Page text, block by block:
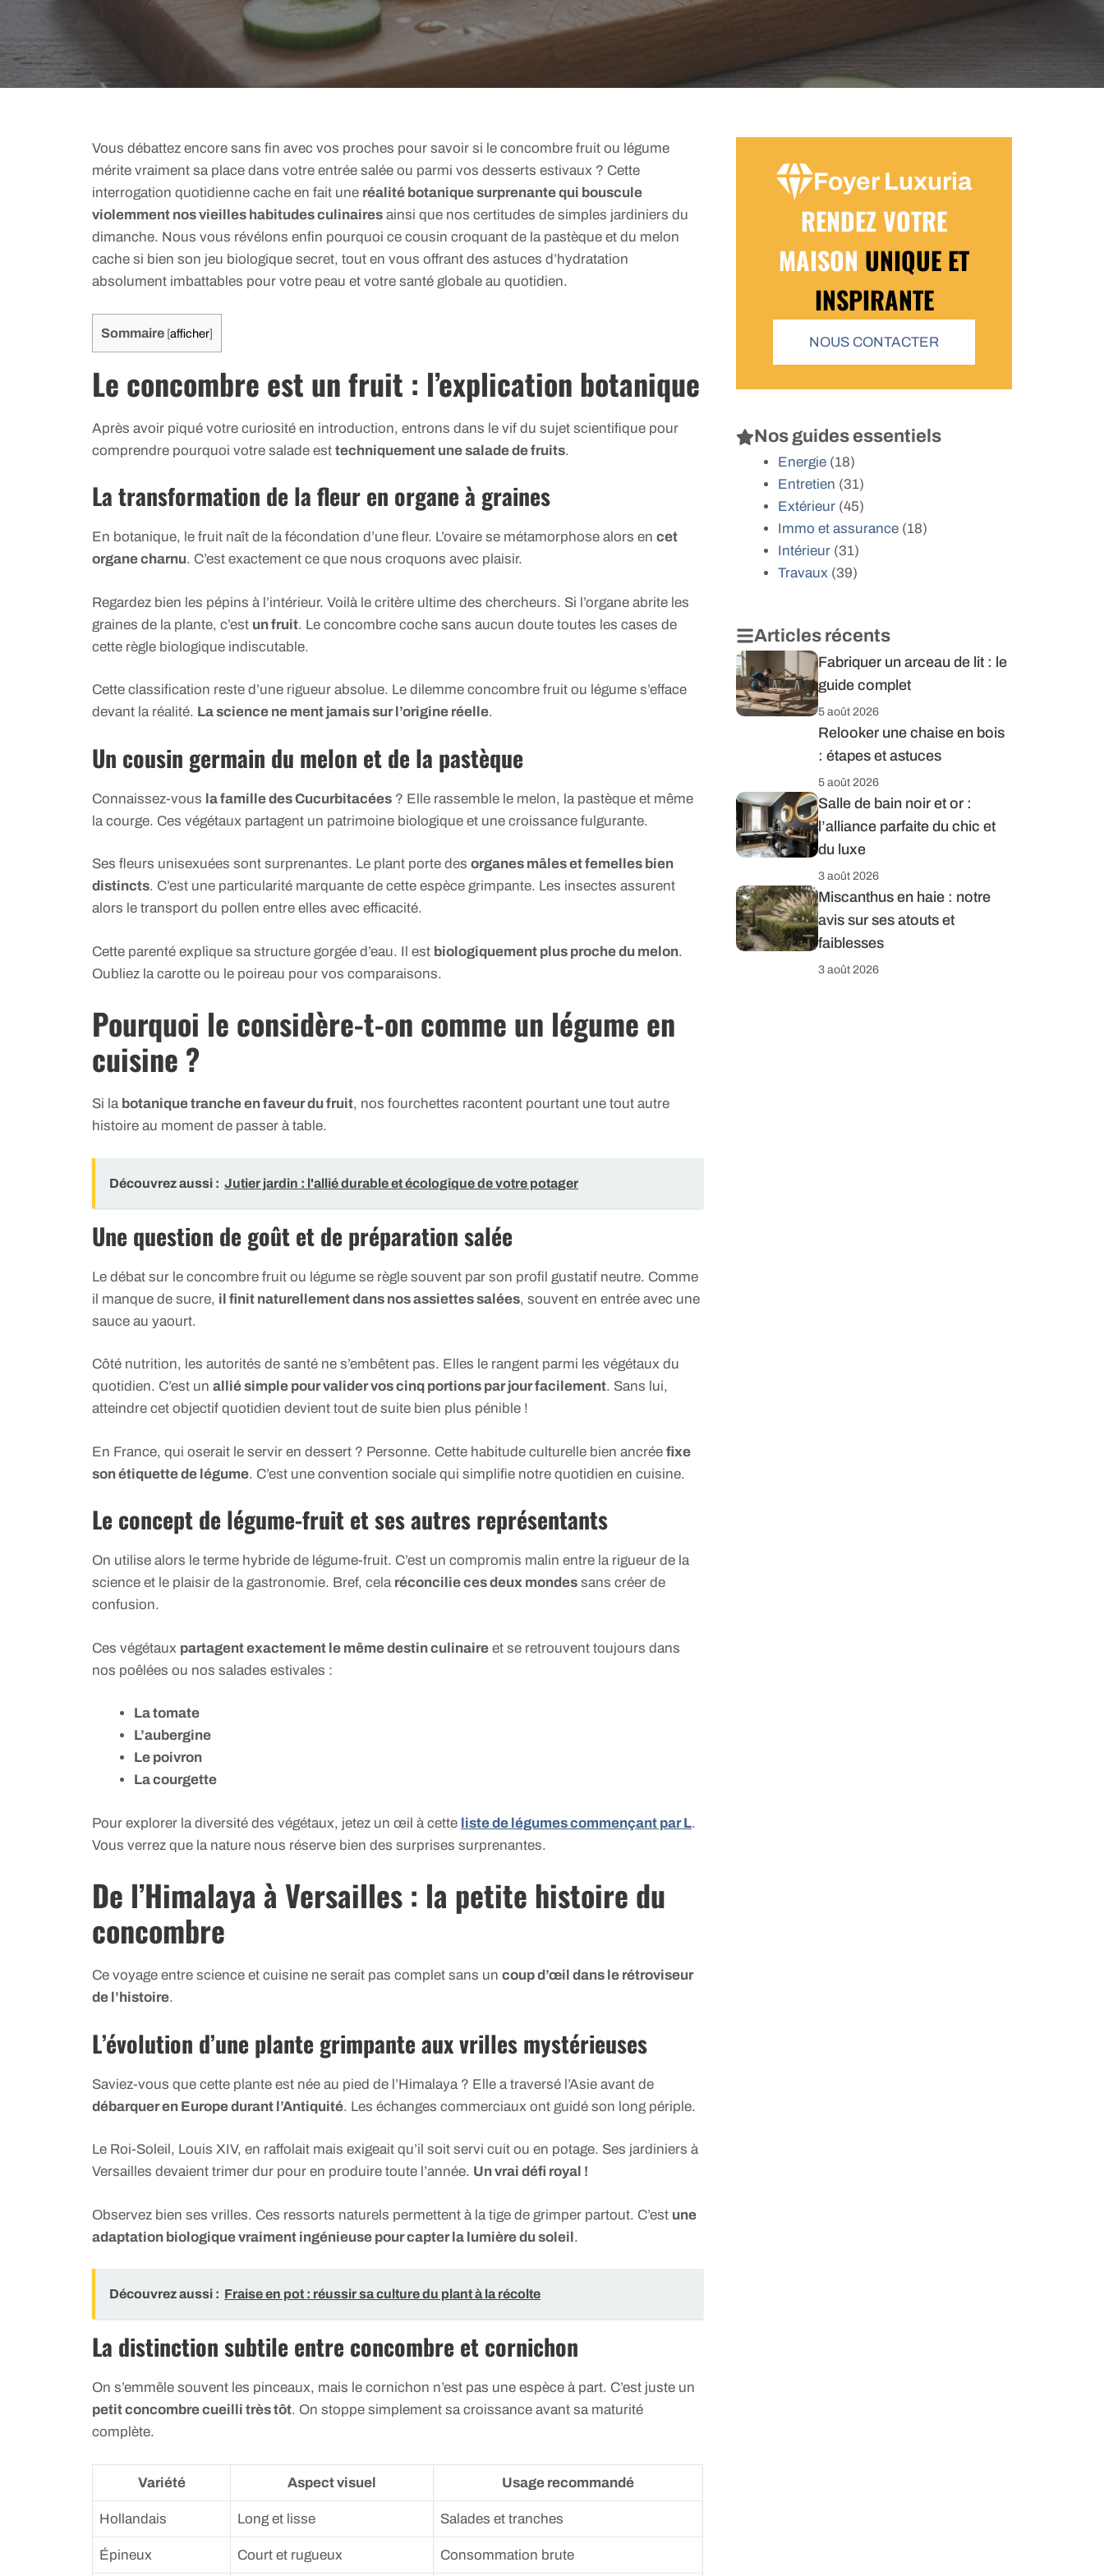
Vous débattez encore sans fin avec vos proches pour savoir si le concombre fruit ou légume
mérite vraiment sa place dans votre entrée salée ou parmi vos desserts estivaux ? Cette
interrogation quotidienne cache en fait une réalité botanique surprenante qui bouscule
violemment nos vieilles habitudes culinaires ainsi que nos certitudes de simples jardiniers du
dimanche. Nous vous révélons enfin pourquoi ce cousin croquant de la pastèque et du melon
cache si bien son jeu biologique secret, tout en vous offrant des astuces d’hydratation
absolument imbattables pour votre peau et votre santé globale au quotidien.
Sommaire [afficher]
Le concombre est un fruit : l’explication botanique
Après avoir piqué votre curiosité en introduction, entrons dans le vif du sujet scientifique pour
comprendre pourquoi votre salade est techniquement une salade de fruits.
La transformation de la fleur en organe à graines
En botanique, le fruit naît de la fécondation d’une fleur. L’ovaire se métamorphose alors en cet
organe charnu. C’est exactement ce que nous croquons avec plaisir.
Regardez bien les pépins à l’intérieur. Voilà le critère ultime des chercheurs. Si l’organe abrite les
graines de la plante, c’est un fruit. Le concombre coche sans aucun doute toutes les cases de
cette règle biologique indiscutable.
Cette classification reste d’une rigueur absolue. Le dilemme concombre fruit ou légume s’efface
devant la réalité. La science ne ment jamais sur l’origine réelle.
Un cousin germain du melon et de la pastèque
Connaissez-vous la famille des Cucurbitacées ? Elle rassemble le melon, la pastèque et même
la courge. Ces végétaux partagent un patrimoine biologique et une croissance fulgurante.
Ses fleurs unisexuées sont surprenantes. Le plant porte des organes mâles et femelles bien
distincts. C’est une particularité marquante de cette espèce grimpante. Les insectes assurent
alors le transport du pollen entre elles avec efficacité.
Cette parenté explique sa structure gorgée d’eau. Il est biologiquement plus proche du melon.
Oubliez la carotte ou le poireau pour vos comparaisons.
Pourquoi le considère-t-on comme un légume en
cuisine ?
Si la botanique tranche en faveur du fruit, nos fourchettes racontent pourtant une tout autre
histoire au moment de passer à table.
Découvrez aussi : Jutier jardin : l'allié durable et écologique de votre potager
Une question de goût et de préparation salée
Le débat sur le concombre fruit ou légume se règle souvent par son profil gustatif neutre. Comme
il manque de sucre, il finit naturellement dans nos assiettes salées, souvent en entrée avec une
sauce au yaourt.
Côté nutrition, les autorités de santé ne s’embêtent pas. Elles le rangent parmi les végétaux du
quotidien. C’est un allié simple pour valider vos cinq portions par jour facilement. Sans lui,
atteindre cet objectif quotidien devient tout de suite bien plus pénible !
En France, qui oserait le servir en dessert ? Personne. Cette habitude culturelle bien ancrée fixe
son étiquette de légume. C’est une convention sociale qui simplifie notre quotidien en cuisine.
Le concept de légume-fruit et ses autres représentants
On utilise alors le terme hybride de légume-fruit. C’est un compromis malin entre la rigueur de la
science et le plaisir de la gastronomie. Bref, cela réconcilie ces deux mondes sans créer de
confusion.
Ces végétaux partagent exactement le même destin culinaire et se retrouvent toujours dans
nos poêlées ou nos salades estivales :
La tomate
L’aubergine
Le poivron
La courgette
Pour explorer la diversité des végétaux, jetez un œil à cette liste de légumes commençant par L.
Vous verrez que la nature nous réserve bien des surprises surprenantes.
De l’Himalaya à Versailles : la petite histoire du
concombre
Ce voyage entre science et cuisine ne serait pas complet sans un coup d’œil dans le rétroviseur
de l’histoire.
L’évolution d’une plante grimpante aux vrilles mystérieuses
Saviez-vous que cette plante est née au pied de l’Himalaya ? Elle a traversé l’Asie avant de
débarquer en Europe durant l’Antiquité. Les échanges commerciaux ont guidé son long périple.
Le Roi-Soleil, Louis XIV, en raffolait mais exigeait qu’il soit servi cuit ou en potage. Ses jardiniers à
Versailles devaient trimer dur pour en produire toute l’année. Un vrai défi royal !
Observez bien ses vrilles. Ces ressorts naturels permettent à la tige de grimper partout. C’est une
adaptation biologique vraiment ingénieuse pour capter la lumière du soleil.
Découvrez aussi : Fraise en pot : réussir sa culture du plant à la récolte
La distinction subtile entre concombre et cornichon
On s’emmêle souvent les pinceaux, mais le cornichon n’est pas une espèce à part. C’est juste un
petit concombre cueilli très tôt. On stoppe simplement sa croissance avant sa maturité
complète.
Variété Aspect visuel Usage recommandé
Hollandais Long et lisse Salades et tranches
Épineux Court et rugueux Consommation brute
Foyer Luxuria
RENDEZ VOTRE
MAISON UNIQUE ET
INSPIRANTE
NOUS CONTACTER
Nos guides essentiels
Energie (18)
Entretien (31)
Extérieur (45)
Immo et assurance (18)
Intérieur (31)
Travaux (39)
Articles récents
Fabriquer un arceau de lit : le
guide complet
5 août 2026
Relooker une chaise en bois
: étapes et astuces
5 août 2026
Salle de bain noir et or :
l’alliance parfaite du chic et
du luxe
3 août 2026
Miscanthus en haie : notre
avis sur ses atouts et
faiblesses
3 août 2026